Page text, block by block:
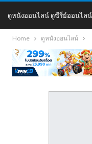
ดูหนังออนไลน์ ดูซีรี่ย์ออนไลน์
DoDoNung
Home ดูหนังออนไลน์